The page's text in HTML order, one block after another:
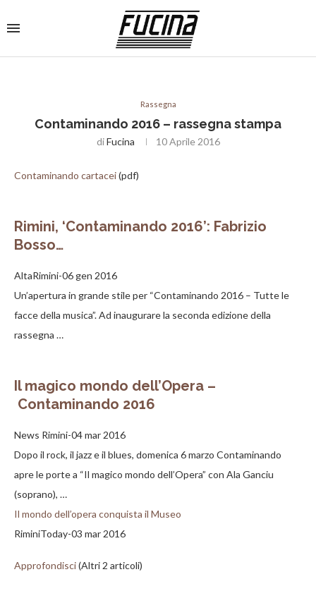
Rassegna
Contaminando 2016 – rassegna stampa
diFucina 10 Aprile 2016
Contaminando cartacei(pdf)
Rimini, ‘Contaminando 2016’: Fabrizio
Bosso…
AltaRimini-06 gen 2016
Un’apertura in grande stile per “Contaminando 2016 – Tutte le
facce della musica”. Ad inaugurare la seconda edizione della
rassegna …
Il magico mondo dell’Opera –
Contaminando 2016
News Rimini-04 mar 2016
Dopo il rock, il jazz e il blues, domenica 6 marzo Contaminando
apre le porte a​ “Il magico mondo dell’Opera” con Ala Ganciu
(soprano), …
Il mondo dell’opera conquista il Museo
RiminiToday-03 mar 2016
Approfondisci(Altri 2 articoli)